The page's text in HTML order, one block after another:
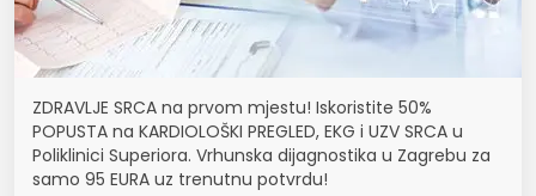
ZDRAVLJE SRCA na prvom mjestu! Iskoristite 50%
POPUSTA na KARDIOLOŠKI PREGLED, EKG i UZV SRCA u
Poliklinici Superiora. Vrhunska dijagnostika u Zagrebu za
samo 95 EURA uz trenutnu potvrdu!